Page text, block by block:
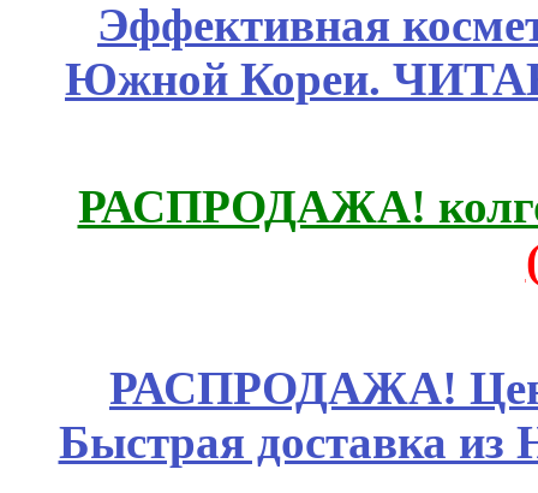
Эффективная
Южной Кореи.
РАСПРОДАЖА!
РАСПРОДАЖА!
Быстрая доставка из